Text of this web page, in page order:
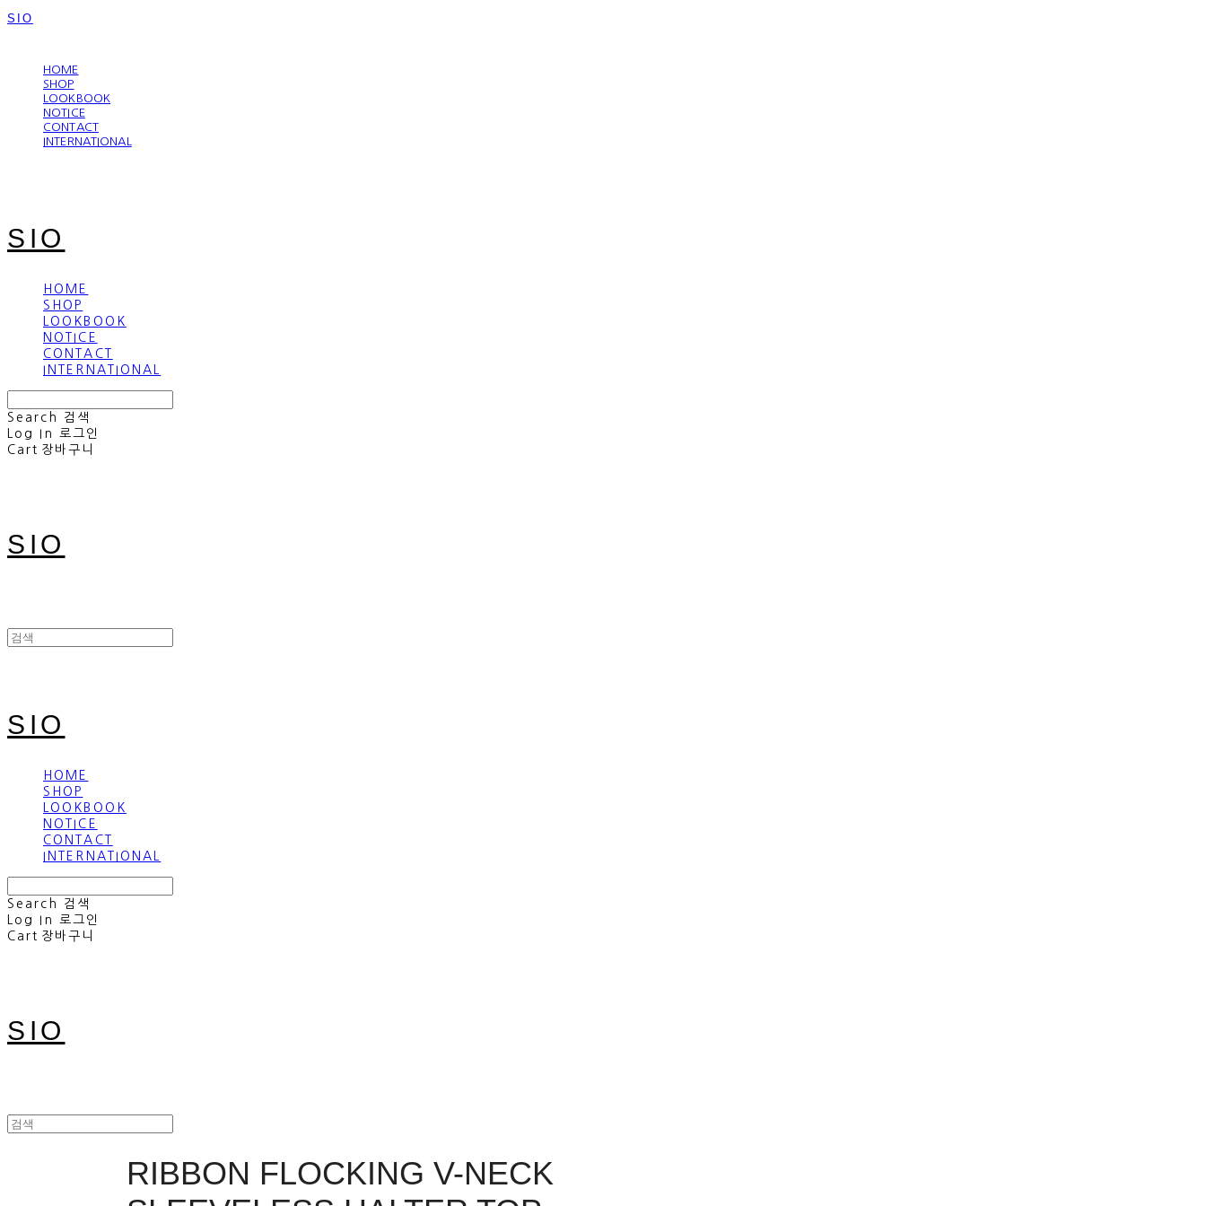
SIO
HOME
SHOP
LOOKBOOK
NOTICE
CONTACT
INTERNATIONAL
SIO
HOME
SHOP
LOOKBOOK
NOTICE
CONTACT
INTERNATIONAL
Search
검색
Log In
로그인
Cart 장바구니
SIO
SIO
HOME
SHOP
LOOKBOOK
NOTICE
CONTACT
INTERNATIONAL
Search
검색
Log In
로그인
Cart 장바구니
SIO
RIBBON FLOCKING V-NECK